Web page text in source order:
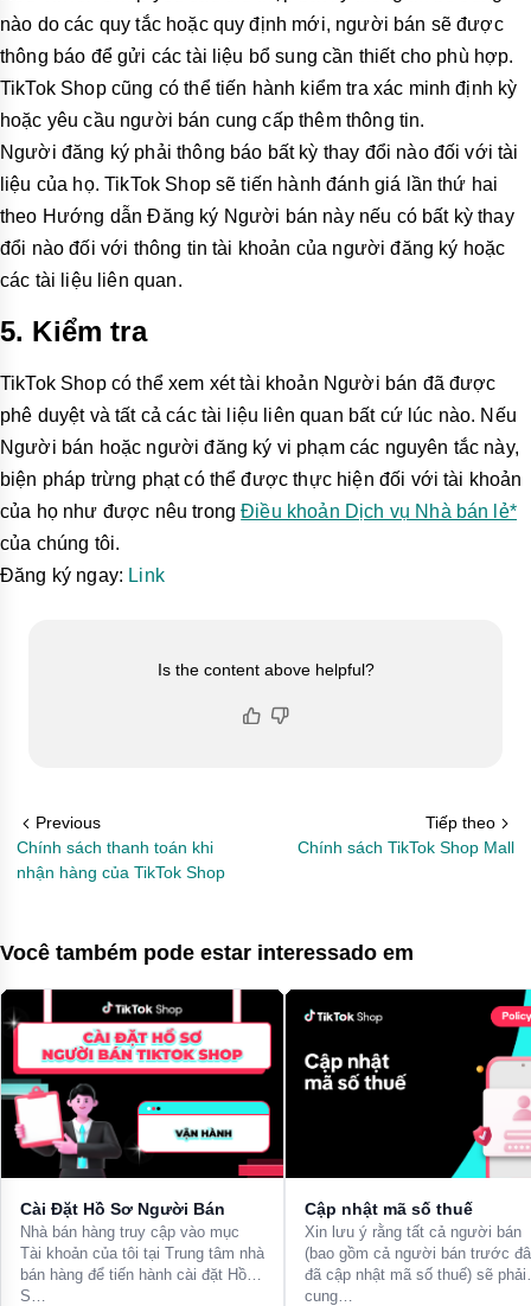
nào do các quy tắc hoặc quy định mới, người bán sẽ được
thông báo để gửi các tài liệu bổ sung cần thiết cho phù hợp.
TikTok Shop cũng có thể tiến hành kiểm tra xác minh định kỳ
hoặc yêu cầu người bán cung cấp thêm thông tin.
Người đăng ký phải thông báo bất kỳ thay đổi nào đối với tài
liệu của họ. TikTok Shop sẽ tiến hành đánh giá lần thứ hai
theo Hướng dẫn Đăng ký Người bán này nếu có bất kỳ thay
đổi nào đối với thông tin tài khoản của người đăng ký hoặc
các tài liệu liên quan.
5. Kiểm tra
TikTok Shop có thể xem xét tài khoản Người bán đã được
phê duyệt và tất cả các tài liệu liên quan bất cứ lúc nào. Nếu
Người bán hoặc người đăng ký vi phạm các nguyên tắc này,
biện pháp trừng phạt có thể được thực hiện đối với tài khoản
của họ như được nêu trongĐiều khoản Dịch vụ Nhà bán lẻ*
của chúng tôi.
Đăng ký ngay: Link
Is the content above helpful?
Previous
Chính sách thanh toán khi
nhận hàng của TikTok Shop
Tiếp theo
Chính sách TikTok Shop Mall
Você também pode estar interessado em
Cài Đặt Hồ Sơ Người Bán
Nhà bán hàng truy cập vào mục
Tài khoản của tôi tại Trung tâm nhà
bán hàng để tiến hành cài đặt Hồ
S…
Cập nhật mã số thuế
Xin lưu ý rằng tất cả người bán
(bao gồm cả người bán trước
đã cập nhật mã số thuế) sẽ phải
cung…